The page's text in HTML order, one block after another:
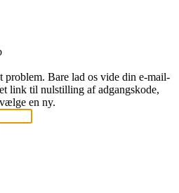
problem. Bare lad os vide din e-mail-
link til nulstilling af adgangskode,
en ny.